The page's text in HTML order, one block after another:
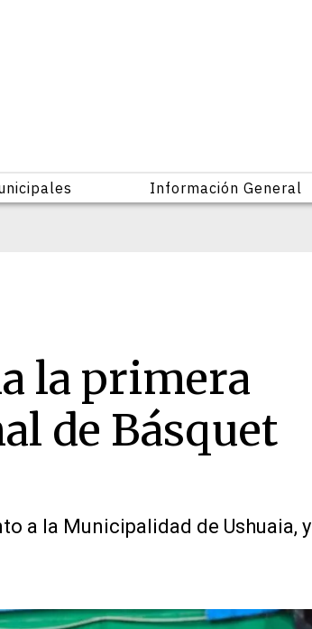
Información General
la primera
de Básquet
a la Municipalidad de Ushuaia, y